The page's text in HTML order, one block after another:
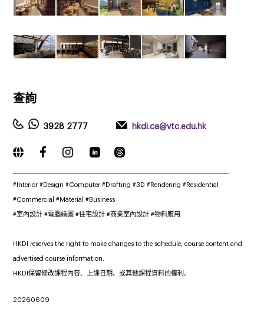
查詢
3928 2777 hkdi.ca@vtc.edu.hk
#‎Interior #Design #Computer #Drafting #3D #Rendering #Residential
#Commercial #Material #Business
#室內設計 #電腦繪圖 #住宅設計 #商業室內設計 #物料應用
HKDI reserves the right to make changes to the schedule, course content and
advertised course information.
HKDI保留修改課程內容、上課日期、或其他課程資料的權利。
20260609